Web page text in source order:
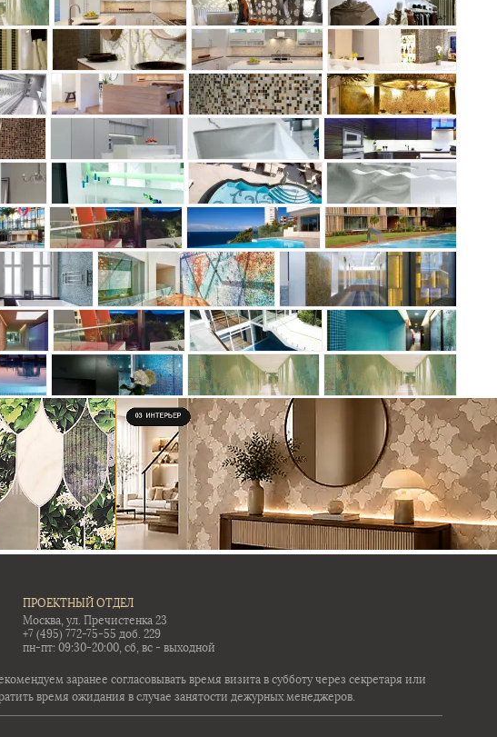
ПРОЕКТНЫЙ ОТДЕЛ
Москва, ул. Пречистенка 23
+7 (495) 772-75-55 доб. 229
пн-пт: 09:30-20:00, сб, вс - выходной
заранее согласовывать время визита в субботу через секретаря или
время ожидания в случае занятости дежурных менеджеров.